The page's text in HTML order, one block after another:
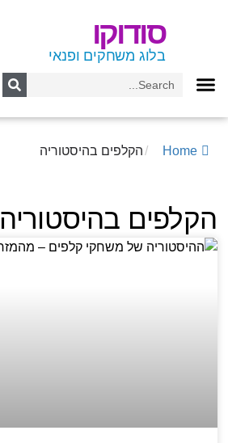
סודוקו
בלוג משחקים ופנאי
Home
/הקלפים בהיסטוריה
הקלפים בהיסטוריה